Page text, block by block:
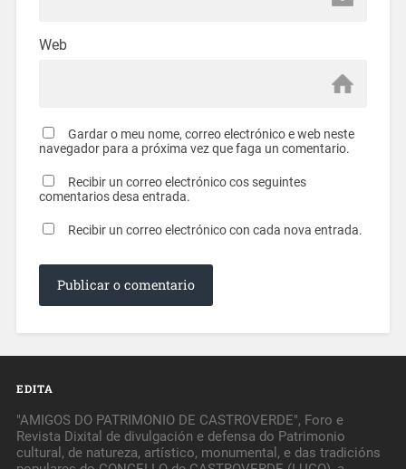
Web
Gardar o meu nome, correo electrónico e web neste
navegador para a próxima vez que faga un comentario.
Recibir un correo electrónico cos seguintes
comentarios desa entrada.
Recibir un correo electrónico con cada nova entrada.
EDITA
"AMIGOS DO PATRIMONIO DE CASTROVERDE", Foro e
Revista Dixital de divulgación e defensa do Patrimonio
cultural, de natureza, artístico, monumental, e das tradicións